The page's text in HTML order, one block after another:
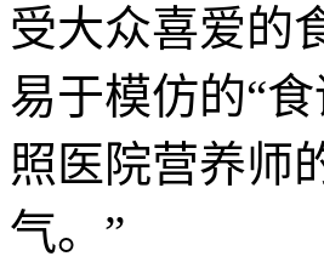
受大众喜爱的
易于模仿的“
照医院营养师
气。”